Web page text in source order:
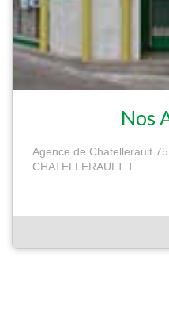
Nos
Agence de Chatellerault
CHATELLERAULT T...